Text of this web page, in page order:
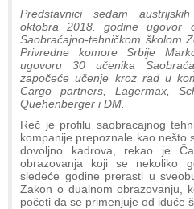
Predstavnici sedam
oktobra 2018. godine ugovor
Saobraćajno-tehničkom školom
Privredne komore Srbije
ugovoru 30 učenika
započeće učenje kroz rad u
Cargo partners, Lagermax,
Quehenberger i DM.
Reč je profilu saobracajnog
kompanije prepoznale kao nešto
dovoljno kadrova, rekao je
obrazovanja koji se nekoliko
sledeće godine prerasti u
Zakon o dualnom obrazovanju,
početi da se primenjuje od iduće